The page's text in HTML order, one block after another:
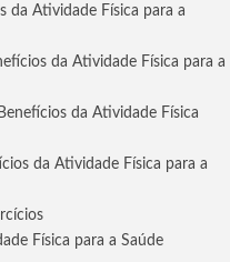
da Atividade Física para a
da Atividade Física para a
da Atividade Física
da Atividade Física para a
Física para a Saúde